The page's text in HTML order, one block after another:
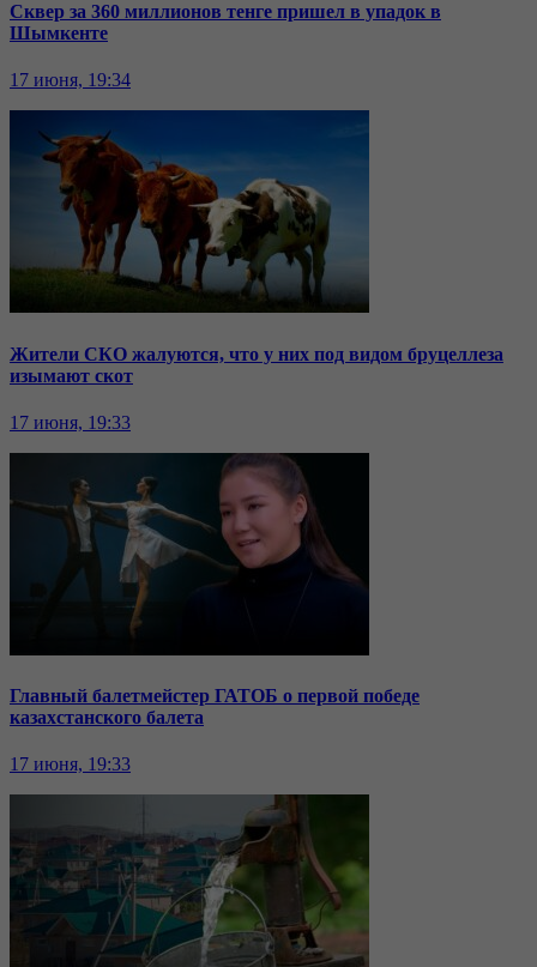
Сквер за 360 миллионов тенге пришел в упадок в
Шымкенте
17 июня, 19:34
Жители СКО жалуются, что у них под видом бруцеллеза
изымают скот
17 июня, 19:33
Главный балетмейстер ГАТОБ о первой победе
казахстанского балета
17 июня, 19:33